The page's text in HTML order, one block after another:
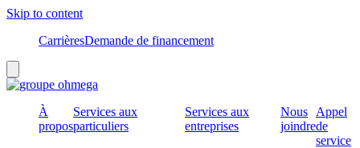
Skip to content
CarrièresDemande de financement
À
propos
Services aux
particuliers
Services aux
entreprises
Nous
joindre
Appel
de
service